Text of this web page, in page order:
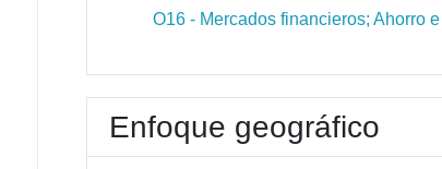
O16 - Mercados financieros; Ahorro
Enfoque geográfico